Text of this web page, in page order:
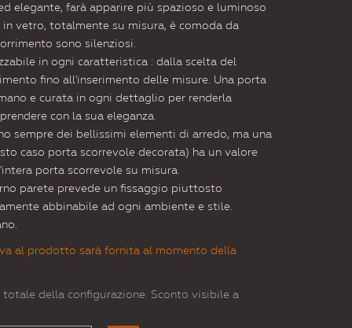
elegante, farà apparire più spazioso e luminoso
in vetro, totalmente su misura, è comoda da
sono silenziosi.
in ogni caratteristica : dalla scelta del
fino all'inserimento delle misure. Una porta
e curata in ogni dettaglio per renderla
con la sua eleganza.
sempre dei bellissimi elementi di arredo, ma una
caso porta scorrevole decorata) ha un valore
porta scorrevole su misura.
parete prevede un fissaggio piuttosto
abbinabile ad ogni ambiente e stile.
al prodotto sarà fornita al momento della
della configurazione. Sconto visibile a